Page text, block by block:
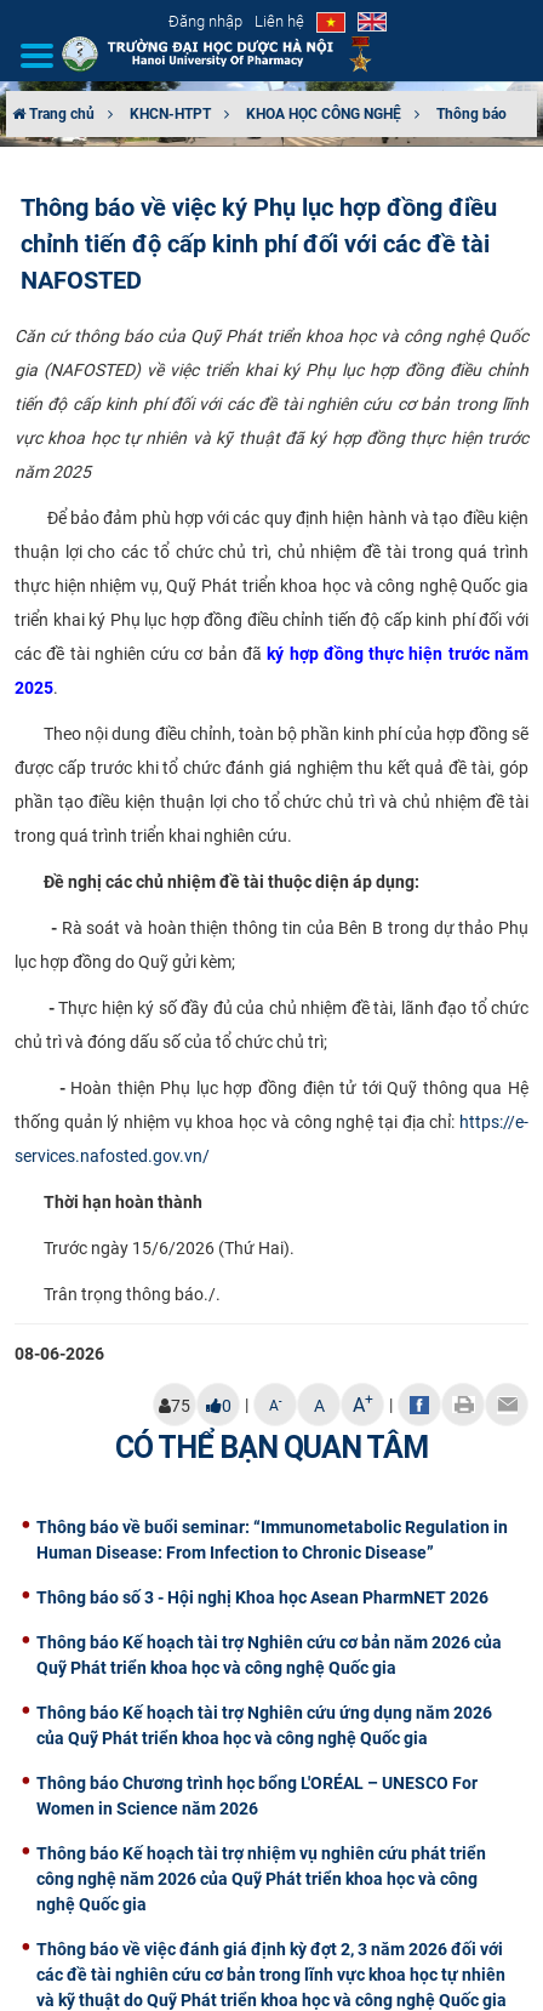
Đăng nhập Liên hệ
CƠ CẤU TỔ CHỨC
TUYỂN SINH
ĐÀO TẠO
ĐẢM BẢO CHẤT LƯỢNG
KHOA HỌC CÔNG NGHỆ
HTQT
CỰU NGƯỜI HỌC
Trang chủ KHCN-HTPT KHOA HỌC CÔNG NGHỆ Thông báo
Thông báo về việc ký Phụ lục hợp đồng điều
chỉnh tiến độ cấp kinh phí đối với các đề tài
NAFOSTED
Căn cứ thông báo của Quỹ Phát triển khoa học và công nghệ Quốc
gia (NAFOSTED) về việc triển khai ký Phụ lục hợp đồng điều chỉnh
tiến độ cấp kinh phí đối với các đề tài nghiên cứu cơ bản trong lĩnh
vực khoa học tự nhiên và kỹ thuật đã ký hợp đồng thực hiện trước
năm 2025
Để bảo đảm phù hợp với các quy định hiện hành và tạo điều kiện
thuận lợi cho các tổ chức chủ trì, chủ nhiệm đề tài trong quá trình
thực hiện nhiệm vụ, Quỹ Phát triển khoa học và công nghệ Quốc gia
triển khai ký Phụ lục hợp đồng điều chỉnh tiến độ cấp kinh phí đối với
các đề tài nghiên cứu cơ bản đãký hợp đồng thực hiện trước năm
2025.
Theo nội dung điều chỉnh, toàn bộ phần kinh phí của hợp đồng sẽ
được cấp trước khi tổ chức đánh giá nghiệm thu kết quả đề tài, góp
phần tạo điều kiện thuận lợi cho tổ chức chủ trì và chủ nhiệm đề tài
trong quá trình triển khai nghiên cứu.
Đề nghị các chủ nhiệm đề tài thuộc diện áp dụng:
- Rà soát và hoàn thiện thông tin của Bên B trong dự thảo Phụ
lục hợp đồng do Quỹ gửi kèm;
-Thực hiện ký số đầy đủ của chủ nhiệm đề tài, lãnh đạo tổ chức
chủ trì và đóng dấu số của tổ chức chủ trì;
- Hoàn thiện Phụ lục hợp đồng điện tử tới Quỹ thông qua Hệ
thống quản lý nhiệm vụ khoa học và công nghệ tại địa chỉ: https://e-
services.nafosted.gov.vn/
Thời hạn hoàn thành
Trước ngày 15/6/2026 (Thứ Hai).
Trân trọng thông báo./.
08-06-2026
75 0 | A- A A+ |
CÓ THỂ BẠN QUAN TÂM
Thông báo về buổi seminar: “Immunometabolic Regulation in
Human Disease: From Infection to Chronic Disease”
Thông báo số 3 - Hội nghị Khoa học Asean PharmNET 2026
Thông báo Kế hoạch tài trợ Nghiên cứu cơ bản năm 2026 của
Quỹ Phát triển khoa học và công nghệ Quốc gia
Thông báo Kế hoạch tài trợ Nghiên cứu ứng dụng năm 2026
của Quỹ Phát triển khoa học và công nghệ Quốc gia
Thông báo Chương trình học bổng L'ORÉAL – UNESCO For
Women in Science năm 2026
Thông báo Kế hoạch tài trợ nhiệm vụ nghiên cứu phát triển
công nghệ năm 2026 của Quỹ Phát triển khoa học và công
nghệ Quốc gia
Thông báo về việc đánh giá định kỳ đợt 2, 3 năm 2026 đối với
các đề tài nghiên cứu cơ bản trong lĩnh vực khoa học tự nhiên
và kỹ thuật do Quỹ Phát triển khoa học và công nghệ Quốc gia